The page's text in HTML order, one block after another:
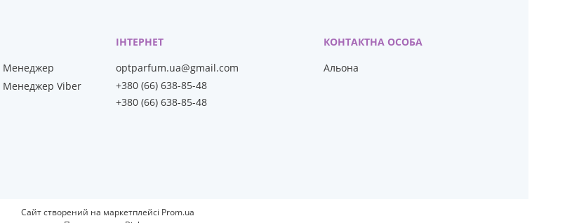
Менеджер
Менеджер Viber
optparfum.ua@gmail.com
+380 (66) 638-85-48
+380 (66) 638-85-48
Альона
Сайт створений на маркетплейсі Prom.ua